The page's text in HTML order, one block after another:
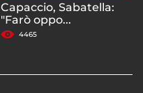
Capaccio, Sabatella:
"Farò oppo...
4465